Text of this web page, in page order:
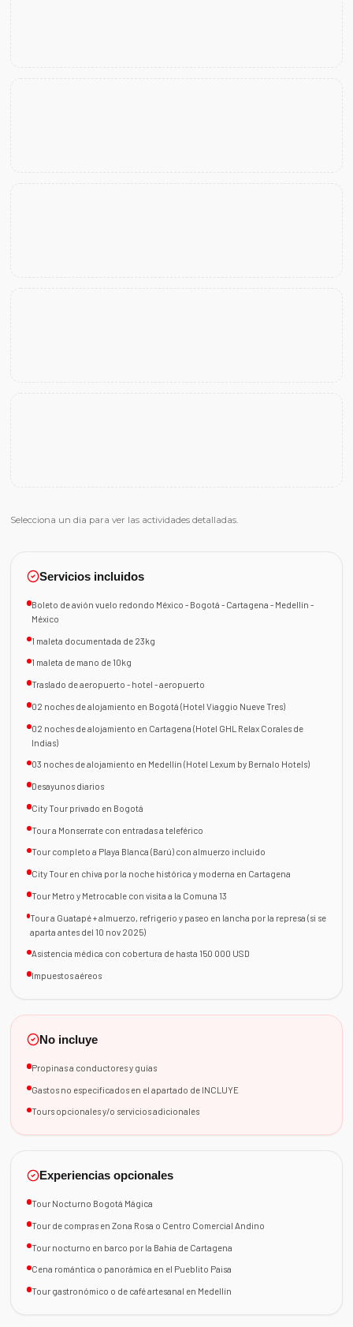
Selecciona un dia para ver las actividades detalladas.
Servicios incluidos
Boleto de avión vuelo redondo México - Bogotá - Cartagena - Medellín -
México
1 maleta documentada de 23kg
1 maleta de mano de 10kg
Traslado de aeropuerto - hotel - aeropuerto
02 noches de alojamiento en Bogotá (Hotel Viaggio Nueve Tres)
02 noches de alojamiento en Cartagena (Hotel GHL Relax Corales de
Indias)
03 noches de alojamiento en Medellín (Hotel Lexum by Bernalo Hotels)
Desayunos diarios
City Tour privado en Bogotá
Tour a Monserrate con entradas a teleférico
Tour completo a Playa Blanca (Barú) con almuerzo incluido
City Tour en chiva por la noche histórica y moderna en Cartagena
Tour Metro y Metrocable con visita a la Comuna 13
Tour a Guatapé + almuerzo, refrigerio y paseo en lancha por la represa (si se
aparta antes del 10 nov 2025)
Asistencia médica con cobertura de hasta 150 000 USD
Impuestos aéreos
No incluye
Propinas a conductores y guías
Gastos no especificados en el apartado de INCLUYE
Tours opcionales y/o servicios adicionales
Experiencias opcionales
Tour Nocturno Bogotá Mágica
Tour de compras en Zona Rosa o Centro Comercial Andino
Tour nocturno en barco por la Bahía de Cartagena
Cena romántica o panorámica en el Pueblito Paisa
Tour gastronómico o de café artesanal en Medellín